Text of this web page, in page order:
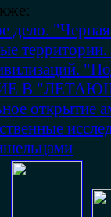
дело.
В
открытие